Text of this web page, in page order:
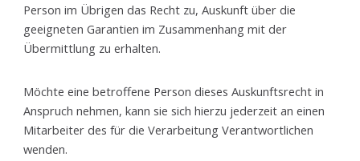
Person im Übrigen das Recht zu, Auskunft über die
geeigneten Garantien im Zusammenhang mit der
Übermittlung zu erhalten.
Möchte eine betroffene Person dieses Auskunftsrecht in
Anspruch nehmen, kann sie sich hierzu jederzeit an einen
Mitarbeiter des für die Verarbeitung Verantwortlichen
wenden.